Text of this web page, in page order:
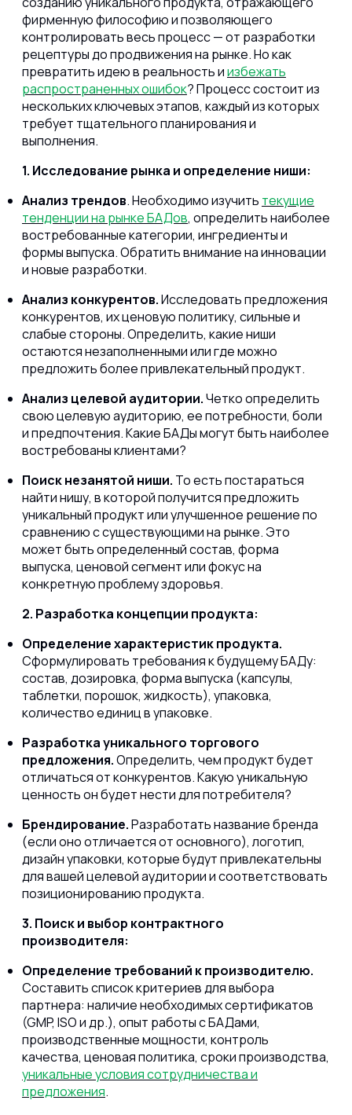
фирменную философию и позволяющего
контролировать весь процесс — от разработки
рецептуры до продвижения на рынке. Но как
превратить идею в реальность иизбежать
распространенных ошибок? Процесс состоит из
нескольких ключевых этапов, каждый из которых
требует тщательного планирования и
выполнения.
1. Исследование рынка и определение ниши:
Анализ трендов. Необходимо изучить текущие
тенденции на рынке БАДов, определить наиболее
востребованные категории, ингредиенты и
формы выпуска. Обратить внимание на инновации
и новые разработки.
Анализ конкурентов.Исследовать предложения
конкурентов, их ценовую политику, сильные и
слабые стороны. Определить, какие ниши
остаются незаполненными или где можно
предложить более привлекательный продукт.
Анализ целевой аудитории.Четко определить
свою целевую аудиторию, ее потребности, боли
и предпочтения. Какие БАДы могут быть наиболее
востребованы клиентами?
Поиск незанятой ниши. То есть постараться
найти нишу, в которой получится предложить
уникальный продукт или улучшенное решение по
сравнению с существующими на рынке. Это
может быть определенный состав, форма
выпуска, ценовой сегмент или фокус на
конкретную проблему здоровья.
2. Разработка концепции продукта:
Определение характеристик продукта.
Сформулировать требования к будущему БАДу:
состав, дозировка, форма выпуска (капсулы,
таблетки, порошок, жидкость), упаковка,
количество единиц в упаковке.
Разработка уникального торгового
предложения.Определить, чем продукт будет
отличаться от конкурентов. Какую уникальную
ценность он будет нести для потребителя?
Брендирование.Разработать название бренда
(если оно отличается от основного), логотип,
дизайн упаковки, которые будут привлекательны
для вашей целевой аудитории и соответствовать
позиционированию продукта.
3. Поиск и выбор контрактного
производителя:
Определение требований к производителю.
Составить список критериев для выбора
партнера: наличие необходимых сертификатов
(GMP, ISO и др.), опыт работы с БАДами,
производственные мощности, контроль
качества, ценовая политика, сроки производства,
уникальные условия сотрудничества и
предложения.